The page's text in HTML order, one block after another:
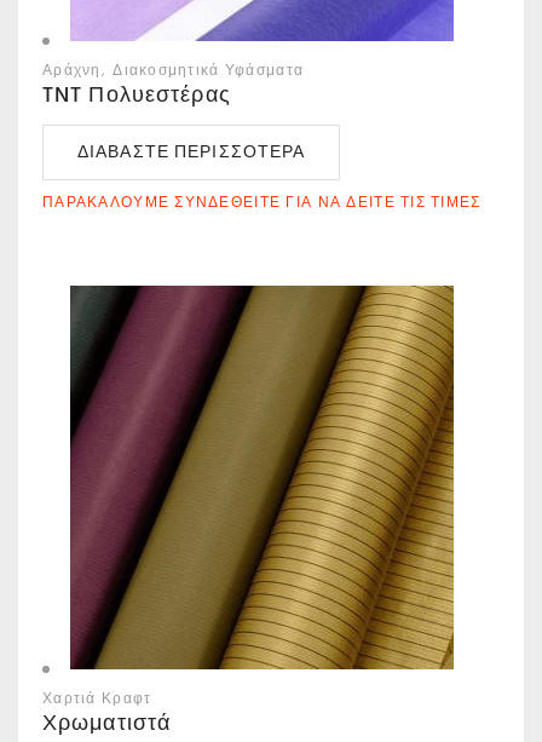
Αράχνη Διακοσμητικά Υφάσματα
TNT Πολυεστέρας
ΔΙΑΒΆΣΤΕ ΠΕΡΙΣΣΌΤΕΡΑ
ΠΑΡΑΚΑΛΟΎΜΕ ΣΥΝΔΕΘΕΊΤΕ ΓΙΑ ΝΑ ΔΕΊΤΕ ΤΙΣ ΤΙΜΈΣ
Χαρτιά Κραφτ
Χρωματιστά